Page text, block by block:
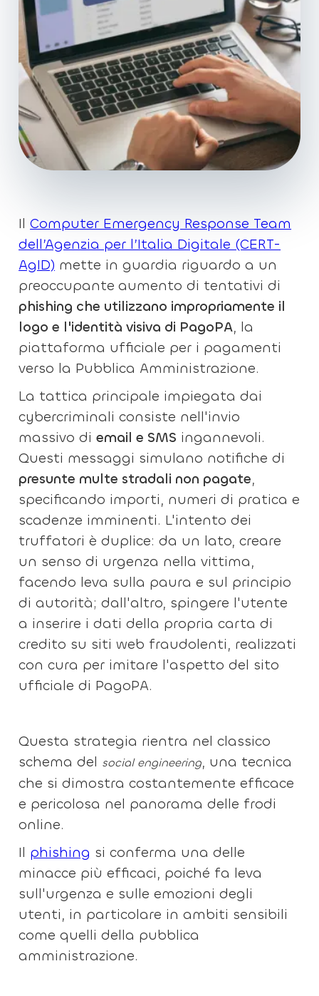
IlComputer Emergency Response Team
dell’Agenzia per l’Italia Digitale (CERT-
AgID) mette in guardia riguardo a un
preoccupante aumento di tentativi di
phishing che utilizzano impropriamente il
logo e l'identità visiva di PagoPA, la
piattaforma ufficiale per i pagamenti
verso la Pubblica Amministrazione.
La tattica principale impiegata dai
cybercriminali consiste nell'invio
massivo diemail e SMS ingannevoli.
Questi messaggi simulano notifiche di
presunte multe stradali non pagate,
specificando importi, numeri di pratica e
scadenze imminenti. L'intento dei
truffatori è duplice: da un lato, creare
un senso di urgenza nella vittima,
facendo leva sulla paura e sul principio
di autorità; dall'altro, spingere l'utente
a inserire i dati della propria carta di
credito su siti web fraudolenti, realizzati
con cura per imitare l'aspetto del sito
ufficiale di PagoPA.
Questa strategia rientra nel classico
schema del social engineering, una tecnica
che si dimostra costantemente efficace
e pericolosa nel panorama delle frodi
online.
Il phishing si conferma una delle
minacce più efficaci, poiché fa leva
sull'urgenza e sulle emozioni degli
utenti, in particolare in ambiti sensibili
come quelli della pubblica
amministrazione.